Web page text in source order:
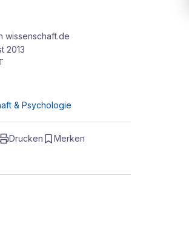
wissenschaft.de
2013
& Psychologie
Drucken Merken